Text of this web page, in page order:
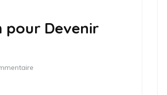
pour Devenir